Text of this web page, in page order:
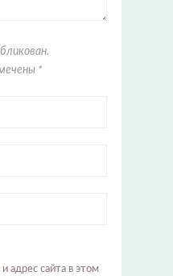
*
адрес сайта в этом